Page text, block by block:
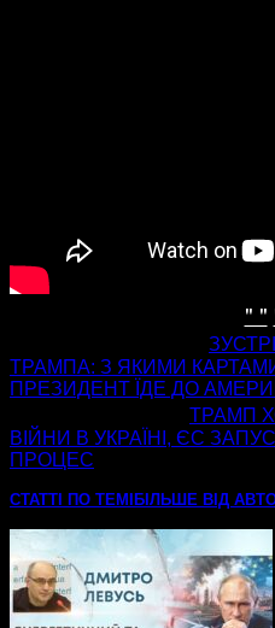
" "
ТРАМПА: З ЯКИМИ
ПРЕЗИДЕНТ ЇДЕ ДО
ТРАМП
ВІЙНИ В УКРАЇНІ, ЄС
ПРОЦЕС
СТАТТІ ПО ТЕМІ БІЛЬШЕ ВІД